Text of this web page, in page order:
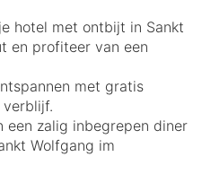
hotel met ontbijt in Sankt
en profiteer van een
met gratis
een zalig inbegrepen diner
Wolfgang im